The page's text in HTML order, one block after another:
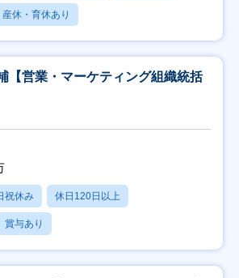
産休・育休あり
【営業・マーケティング組織統括
祝休み 休日120日以上
賞与あり